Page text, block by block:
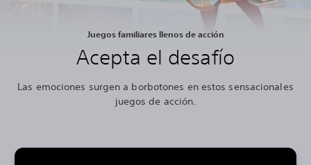
Juegos familiares llenos de acción
Acepta el desafío
Las emociones surgen a borbotones en estos sensacionales
juegos de acción.